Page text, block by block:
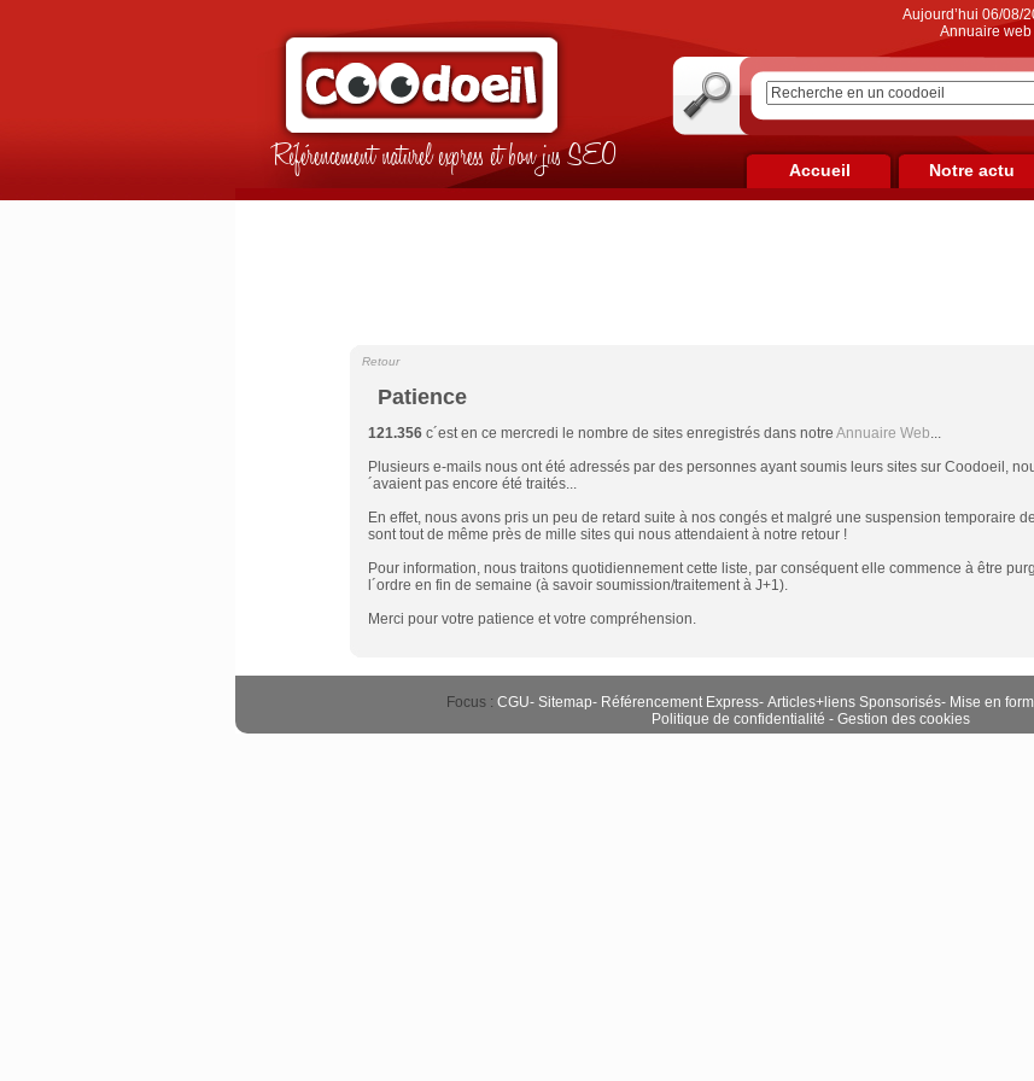
Référencement naturel express et bon jus SEO
Aujourd’hui 06/08/
Annuaire
Accueil Notre actu
Patience
Retour
121.356c´est en ce mercredi le nombre de sites enregistrés dans notre Annuaire Web...
Plusieurs e-mails nous ont été adressés par des personnes ayant soumis leurs sites sur Coodoeil,
´avaient pas encore été traités...
En effet, nous avons pris un peu de retard suite à nos congés et malgré une suspension temporaire
sont tout de même près de mille sites qui nous attendaient à notre retour !
Pour information, nous traitons quotidiennement cette liste, par conséquent elle commence à être
l´ordre en fin de semaine (à savoir soumission/traitement à J+1).
Merci pour votre patience et votre compréhension.
Focus : CGU- Sitemap- Référencement Express- Articles+liens Sponsorisés- Mise en
Politique de confidentialité - Gestion des cookies